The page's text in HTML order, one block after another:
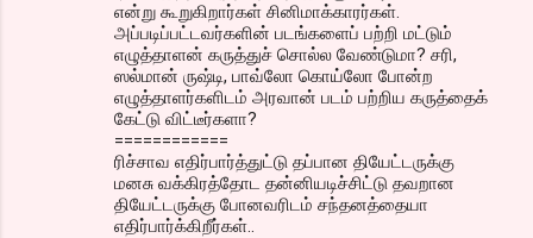
என்று கூறுகிறார்கள் சினிமாக்காரர்கள்.
அப்படிப்பட்டவர்களின் படங்களைப் பற்றி மட்டும்
எழுத்தாளன் கருத்துச் சொல்ல வேண்டுமா? சரி,
ஸல்மான் ருஷ்டி, பாவ்லோ கொய்லோ போன்ற
எழுத்தாளர்களிடம் அரவான் படம் பற்றிய கருத்தைக்
கேட்டு விட்டீர்களா?
============
ரிச்சாவ எதிர்பார்த்துட்டு தப்பான தியேட்டருக்கு
மனசு வக்கிரத்தோட தன்னியடிச்சிட்டு தவறான
தியேட்டருக்கு போனவரிடம் சந்தனத்தையா
எதிர்பார்க்கிறீர்கள்..